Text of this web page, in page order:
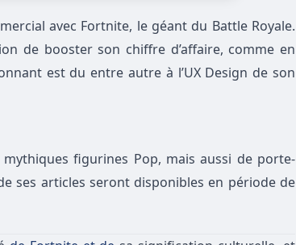
avec Fortnite, le géant du Battle Royale.
de booster son chiffre d’affaire, comme en
est du entre autre à l’UX Design de son
figurines Pop, mais aussi de porte-
ses articles seront disponibles en période de